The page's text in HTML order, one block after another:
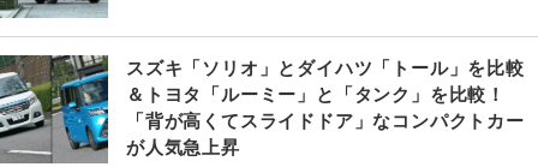
スズキ「ソリオ」とダイハツ「トール」を比較
＆トヨタ「ルーミー」と「タンク」を比較！
「背が高くてスライドドア」なコンパクトカー
が人気急上昇